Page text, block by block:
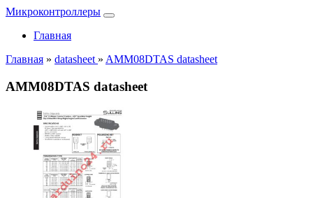
Микроконтроллеры
Главная
Главная » datasheet » AMM08DTAS datasheet
AMM08DTAS datasheet